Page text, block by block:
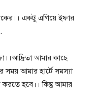
একটু এগিয়ে ইফার
আমার কাছে
সময় আমার হার্টে সমস্যা
করতে হবে।। কিন্তু আমার